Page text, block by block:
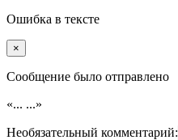
Ошибка в тексте
×
Cообщение было отправлено
«... ...»
Необязательный комментарий: